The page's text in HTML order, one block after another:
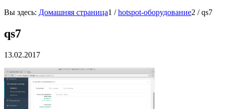
Вы здесь: Домашняя страница1 / hotspot-оборудование2 / qs7
qs7
13.02.2017